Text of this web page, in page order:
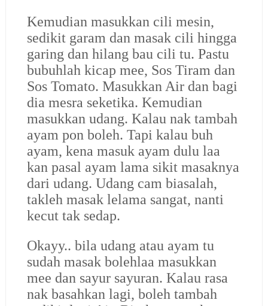
Kemudian masukkan cili mesin,
sedikit garam dan masak cili hingga
garing dan hilang bau cili tu. Pastu
bubuhlah kicap mee, Sos Tiram dan
Sos Tomato. Masukkan Air dan bagi
dia mesra seketika. Kemudian
masukkan udang. Kalau nak tambah
ayam pon boleh. Tapi kalau buh
ayam, kena masuk ayam dulu laa
kan pasal ayam lama sikit masaknya
dari udang. Udang cam biasalah,
takleh masak lelama sangat, nanti
kecut tak sedap.
Okayy.. bila udang atau ayam tu
sudah masak bolehlaa masukkan
mee dan sayur sayuran. Kalau rasa
nak basahkan lagi, boleh tambah